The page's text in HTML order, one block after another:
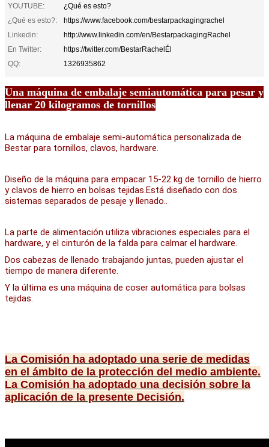
YOUTUBE:
¿Qué es esto?
¿Qué es esto?:
https://www.facebook.com/bestarpackagingrachel
Linkedin:
http://www.linkedin.com/en/BestarpackagingRachel
En Twitter:
https://twitter.com/BestarRachelÉl
QQ:
1326935862
Una máquina de embalaje semiautomática para pesar y
llenar 20 kilogramos de tornillos
La máquina de embalaje semi-automática personalizada de
Bestar para tornillos, clavos, hardware.
Diseño de la máquina para empacar 15-22 kg de tornillo de hierro
y clavos de hierro en bolsas tejidas.Está diseñado con dos
sistemas separados de pesaje y llenado..
La parte de alimentación utiliza vibraciones especiales para el
hardware, y el cinturón de la falda para calmar el hardware.
Dos cabezas de llenado trabajando juntas, pueden ajustar el
tiempo de manera diferente.
Y la última es una máquina de coser automática para bolsas
tejidas.
La Comisión ha adoptado una serie de medidas
en el ámbito de la protección del medio ambiente.
La Comisión ha adoptado una decisión sobre la
aplicación de la presente Decisión.